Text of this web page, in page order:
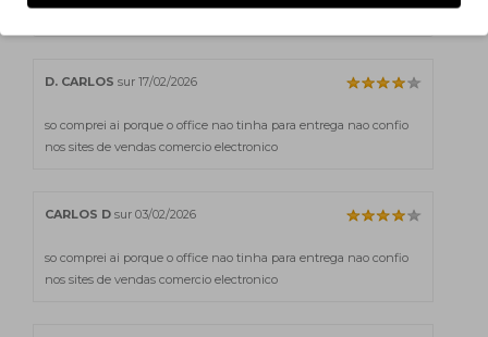
D. CARLOS sur 17/02/2026
so comprei ai porque o office nao tinha para entrega nao confio
nos sites de vendas comercio electronico
CARLOS D sur 03/02/2026
so comprei ai porque o office nao tinha para entrega nao confio
nos sites de vendas comercio electronico